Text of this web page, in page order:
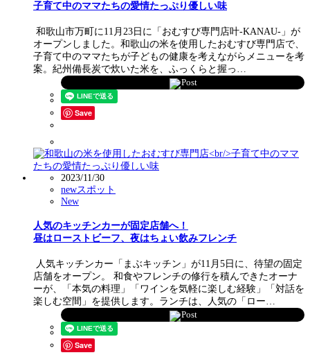
子育て中のママたちの愛情たっぷり優しい味
和歌山市万町に11月23日に「おむすび専門店叶-KANAU-」が
オープンしました。和歌山の米を使用したおむすび専門店で、
子育て中のママたちが子どもの健康を考えながらメニューを考
案。紀州備長炭で炊いた米を、ふっくらと握っ…
Post
Save
2023/11/30
newスポット
New
人気のキッチンカーが固定店舗へ！
昼はローストビーフ、夜はちょい飲みフレンチ
人気キッチンカー「まぶキッチン」が11月5日に、待望の固定
店舗をオープン。 和食やフレンチの修行を積んできたオーナ
ーが、「本気の料理」「ワインを気軽に楽しむ経験」「対話を
楽しむ空間」を提供します。ランチは、人気の「ロー…
Post
Save